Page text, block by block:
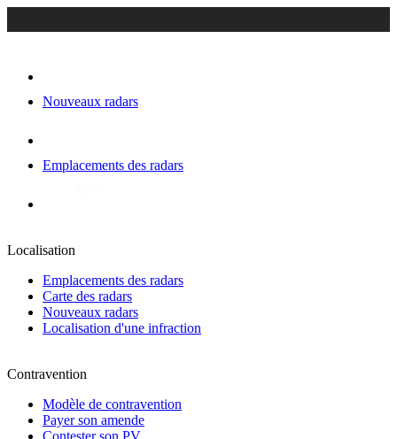
Nouveaux radars
Emplacements des radars
Localisation
Emplacements des radars
Carte des radars
Nouveaux radars
Localisation d'une infraction
Contravention
Modèle de contravention
Payer son amende
Contester son PV